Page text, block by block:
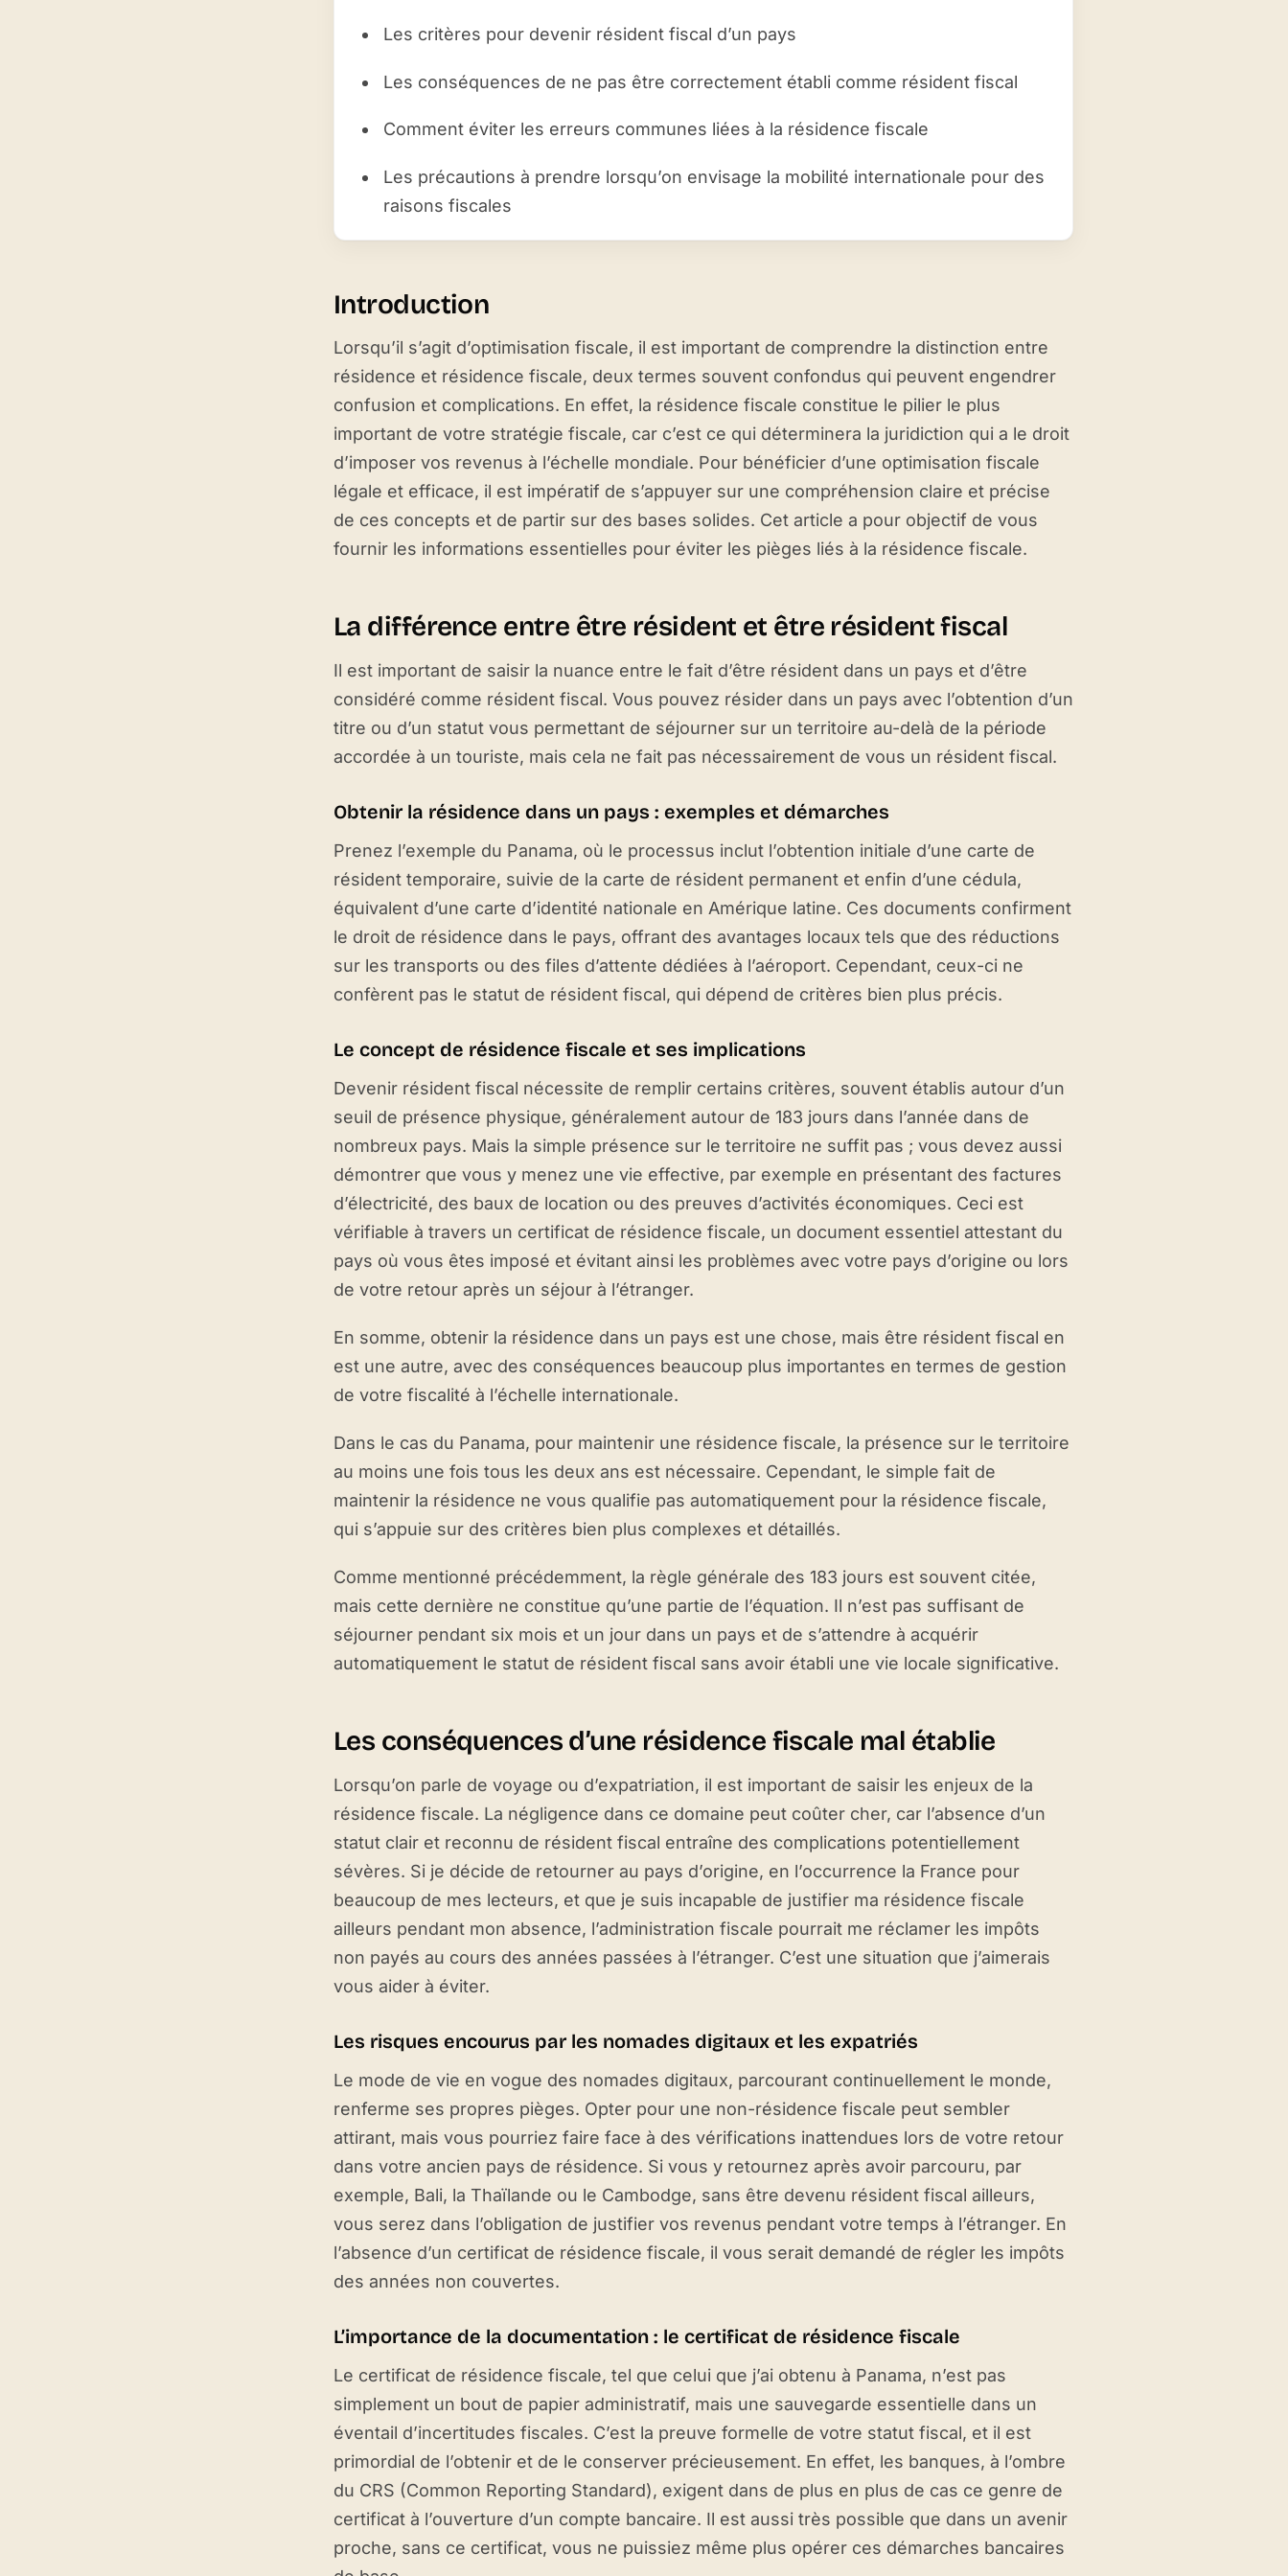
Les critères pour devenir résident fiscal d’un pays
Les conséquences de ne pas être correctement établi comme résident fiscal
Comment éviter les erreurs communes liées à la résidence fiscale
Les précautions à prendre lorsqu’on envisage la mobilité internationale pour des
raisons fiscales
Introduction
Lorsqu’il s’agit d’optimisation fiscale, il est important de comprendre la distinction entre
résidence et résidence fiscale, deux termes souvent confondus qui peuvent engendrer
confusion et complications. En effet, la résidence fiscale constitue le pilier le plus
important de votre stratégie fiscale, car c’est ce qui déterminera la juridiction qui a le droit
d’imposer vos revenus à l’échelle mondiale. Pour bénéficier d’une optimisation fiscale
légale et efficace, il est impératif de s’appuyer sur une compréhension claire et précise
de ces concepts et de partir sur des bases solides. Cet article a pour objectif de vous
fournir les informations essentielles pour éviter les pièges liés à la résidence fiscale.
La différence entre être résident et être résident fiscal
Il est important de saisir la nuance entre le fait d’être résident dans un pays et d’être
considéré comme résident fiscal. Vous pouvez résider dans un pays avec l’obtention d’un
titre ou d’un statut vous permettant de séjourner sur un territoire au-delà de la période
accordée à un touriste, mais cela ne fait pas nécessairement de vous un résident fiscal.
Obtenir la résidence dans un pays : exemples et démarches
Prenez l’exemple du Panama, où le processus inclut l’obtention initiale d’une carte de
résident temporaire, suivie de la carte de résident permanent et enfin d’une cédula,
équivalent d’une carte d’identité nationale en Amérique latine. Ces documents confirment
le droit de résidence dans le pays, offrant des avantages locaux tels que des réductions
sur les transports ou des files d’attente dédiées à l’aéroport. Cependant, ceux-ci ne
confèrent pas le statut de résident fiscal, qui dépend de critères bien plus précis.
Le concept de résidence fiscale et ses implications
Devenir résident fiscal nécessite de remplir certains critères, souvent établis autour d’un
seuil de présence physique, généralement autour de 183 jours dans l’année dans de
nombreux pays. Mais la simple présence sur le territoire ne suffit pas ; vous devez aussi
démontrer que vous y menez une vie effective, par exemple en présentant des factures
d’électricité, des baux de location ou des preuves d’activités économiques. Ceci est
vérifiable à travers un certificat de résidence fiscale, un document essentiel attestant du
pays où vous êtes imposé et évitant ainsi les problèmes avec votre pays d’origine ou lors
de votre retour après un séjour à l’étranger.
En somme, obtenir la résidence dans un pays est une chose, mais être résident fiscal en
est une autre, avec des conséquences beaucoup plus importantes en termes de gestion
de votre fiscalité à l’échelle internationale.
Dans le cas du Panama, pour maintenir une résidence fiscale, la présence sur le territoire
au moins une fois tous les deux ans est nécessaire. Cependant, le simple fait de
maintenir la résidence ne vous qualifie pas automatiquement pour la résidence fiscale,
qui s’appuie sur des critères bien plus complexes et détaillés.
Comme mentionné précédemment, la règle générale des 183 jours est souvent citée,
mais cette dernière ne constitue qu’une partie de l’équation. Il n’est pas suffisant de
séjourner pendant six mois et un jour dans un pays et de s’attendre à acquérir
automatiquement le statut de résident fiscal sans avoir établi une vie locale significative.
Les conséquences d’une résidence fiscale mal établie
Lorsqu’on parle de voyage ou d’expatriation, il est important de saisir les enjeux de la
résidence fiscale. La négligence dans ce domaine peut coûter cher, car l’absence d’un
statut clair et reconnu de résident fiscal entraîne des complications potentiellement
sévères. Si je décide de retourner au pays d’origine, en l’occurrence la France pour
beaucoup de mes lecteurs, et que je suis incapable de justifier ma résidence fiscale
ailleurs pendant mon absence, l’administration fiscale pourrait me réclamer les impôts
non payés au cours des années passées à l’étranger. C’est une situation que j’aimerais
vous aider à éviter.
Les risques encourus par les nomades digitaux et les expatriés
Le mode de vie en vogue des nomades digitaux, parcourant continuellement le monde,
renferme ses propres pièges. Opter pour une non-résidence fiscale peut sembler
attirant, mais vous pourriez faire face à des vérifications inattendues lors de votre retour
dans votre ancien pays de résidence. Si vous y retournez après avoir parcouru, par
exemple, Bali, la Thaïlande ou le Cambodge, sans être devenu résident fiscal ailleurs,
vous serez dans l’obligation de justifier vos revenus pendant votre temps à l’étranger. En
l’absence d’un certificat de résidence fiscale, il vous serait demandé de régler les impôts
des années non couvertes.
L’importance de la documentation : le certificat de résidence fiscale
Le certificat de résidence fiscale, tel que celui que j’ai obtenu à Panama, n’est pas
simplement un bout de papier administratif, mais une sauvegarde essentielle dans un
éventail d’incertitudes fiscales. C’est la preuve formelle de votre statut fiscal, et il est
primordial de l’obtenir et de le conserver précieusement. En effet, les banques, à l’ombre
du CRS (Common Reporting Standard), exigent dans de plus en plus de cas ce genre de
certificat à l’ouverture d’un compte bancaire. Il est aussi très possible que dans un avenir
proche, sans ce certificat, vous ne puissiez même plus opérer ces démarches bancaires